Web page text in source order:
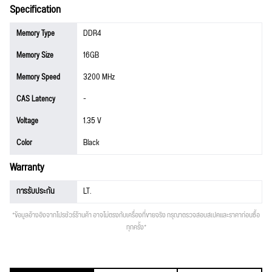
Specification
Memory Type
DDR4
Memory Size
16GB
Memory Speed
3200 MHz
CAS Latency
-
Voltage
1.35 V
Color
Black
Warranty
การรับประกัน LT.
*ข้อมูลอ้างอิงจากโปรชัวร์ร้านค้า อาจไม่ตรงกับเครื่องที่ขายจริง กรุณาตรวจสอบสเปคและราคาก่อนซื้อ
ทุกครั้ง*